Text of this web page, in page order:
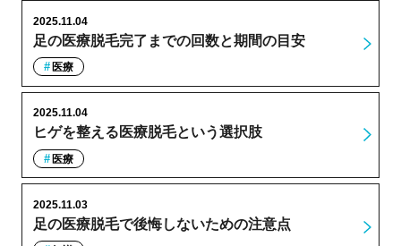
足の医療脱毛完了までの回数と期間の目安
2025.11.04
医療
ヒゲを整える医療脱毛という選択肢
2025.11.04
医療
足の医療脱毛で後悔しないための注意点
2025.11.03